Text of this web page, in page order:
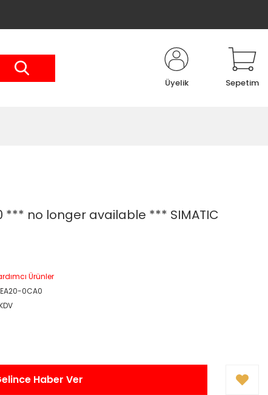
Üyelik Sepetim
*** no longer available *** SIMATIC
Ürünler
0CA0
Haber Ver